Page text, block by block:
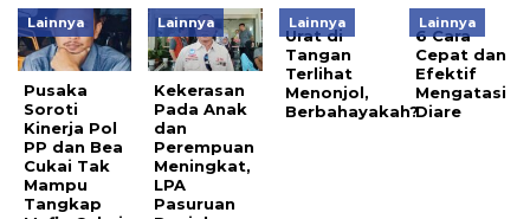
Lainnya
Pusaka
Soroti
Kinerja Pol
PP dan Bea
Cukai Tak
Mampu
Tangkap
Lainnya
Kekerasan
Pada Anak
dan
Perempuan
Meningkat,
LPA
Pasuruan
Lainnya
Urat di
Tangan
Terlihat
Menonjol,
Berbahayakah?
Lainnya
6 Cara
Cepat dan
Efektif
Mengatasi
Diare